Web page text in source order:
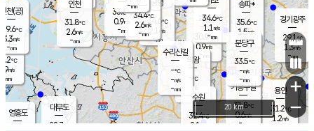
의도
℃
m/s
mm
영흥도
과천
30.9℃
0.9m/s
- mm
용인
31.2℃
1.2m/s
경기광주
29.1℃
1.3m/s
-mm
대부도
28.7
mm
의왕
- ℃
m/s
mm
광명
34.6 ℃
2.1 m/s
-mm
33.6℃
0.9m/s
-mm
34.4℃
2.6m/s
-mm
송파*
35.6℃
1.5m/s
-mm
34.6℃
1.1 m/s
-mm
기흥구갈
31.8℃
0.6m/s
-
수리산길
-℃
-m/s
-mm
분당구
33.5℃
-m/s
-mm
인천(공)
29.6℃
3.3m/s
-mm
-mm
수원
32.4℃
2.1 m/s
인천
31.8℃
2.6m/s
-mm
+
−
20 km